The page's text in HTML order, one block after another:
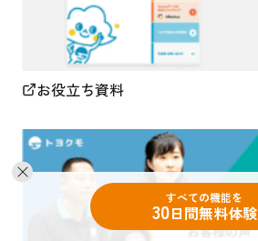
お役立ち資料
すべての機能を
30日間無料体験